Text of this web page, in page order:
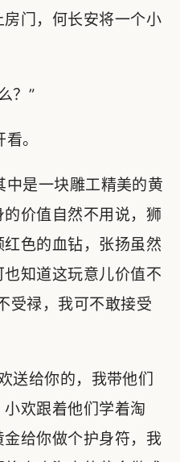
门，何长安将一个小
？”
。
是一块雕工精美的黄
价值自然不用说，狮
色的血钻，张扬虽然
知道这玩意儿价值不
受禄，我可不敢接受
送给你的，我带他们
欢跟着他们学着淘
给你做个护身符，我